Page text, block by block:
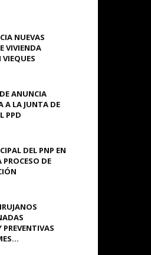
NUEVAS
VIVIENDA
VIEQUES
ANUNCIA
A LA JUNTA DE
PPD
DEL PNP EN
PROCESO DE
PREVENTIVAS